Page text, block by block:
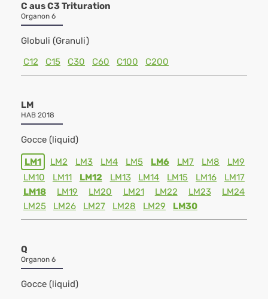
C aus C3 Trituration
Organon 6
Globuli (Granuli)
C12
C15 C30 C60 C100 C200
LM
HAB 2018
Gocce (liquid)
LM1 LM2 LM3 LM4 LM5 LM6 LM7 LM8
LM9
LM10
LM11 LM12 LM13 LM14 LM15 LM16
LM17
LM18
LM19 LM20 LM21 LM22 LM23
LM24
LM25
LM26 LM27 LM28 LM29 LM30
Q
Organon 6
Gocce (liquid)